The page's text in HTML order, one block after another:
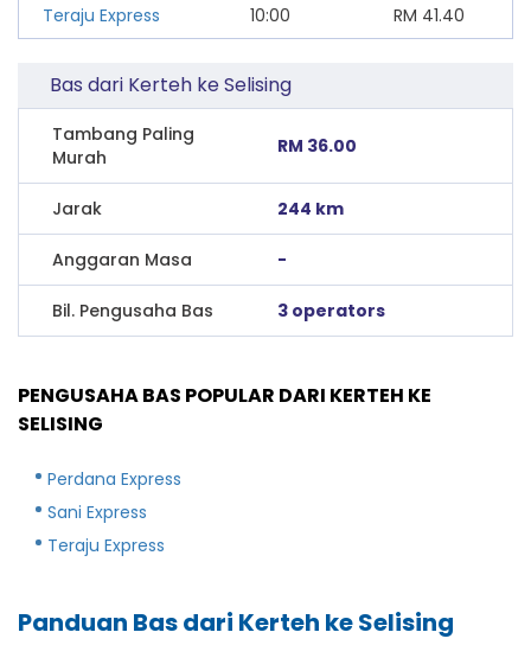
Teraju Express
10:00 RM 41.40
Bas dari Kerteh ke Selising
Tambang Paling
Murah
RM 36.00
Jarak 244 km
Anggaran Masa -
Bil. Pengusaha Bas 3 operators
PENGUSAHA BAS POPULAR DARI KERTEH KE
SELISING
Perdana Express
Sani Express
Teraju Express
Panduan Bas dari Kerteh ke Selising